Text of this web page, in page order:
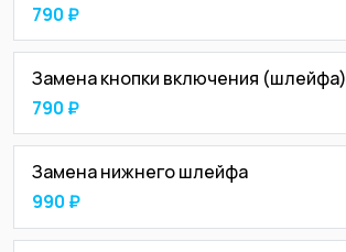
790 ₽
Замена кнопки включения (шлейфа)
790 ₽
Замена нижнего шлейфа
990 ₽